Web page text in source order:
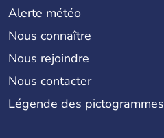
Alerte météo
Nous connaître
Nous rejoindre
Nous contacter
Légende des pictogrammes